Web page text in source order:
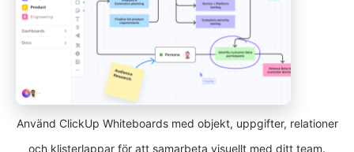
Använd ClickUp Whiteboards med objekt, uppgifter, relationer
och klisterlappar för att samarbeta visuellt med ditt team.